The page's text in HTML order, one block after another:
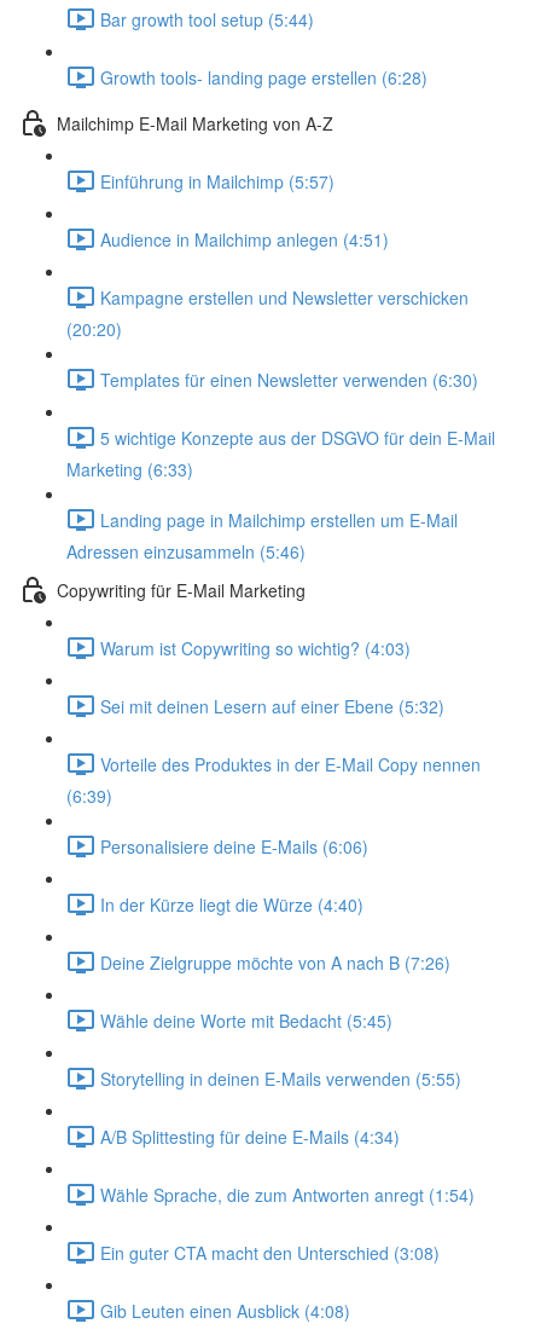
Bar growth tool setup (5:44)
Growth tools- landing page erstellen (6:28)
Mailchimp E-Mail Marketing von A-Z
Einführung in Mailchimp (5:57)
Audience in Mailchimp anlegen (4:51)
Kampagne erstellen und Newsletter verschicken
(20:20)
Templates für einen Newsletter verwenden (6:30)
5 wichtige Konzepte aus der DSGVO für dein E-Mail
Marketing (6:33)
Landing page in Mailchimp erstellen um E-Mail
Adressen einzusammeln (5:46)
Copywriting für E-Mail Marketing
Warum ist Copywriting so wichtig? (4:03)
Sei mit deinen Lesern auf einer Ebene (5:32)
Vorteile des Produktes in der E-Mail Copy nennen
(6:39)
Personalisiere deine E-Mails (6:06)
In der Kürze liegt die Würze (4:40)
Deine Zielgruppe möchte von A nach B (7:26)
Wähle deine Worte mit Bedacht (5:45)
Storytelling in deinen E-Mails verwenden (5:55)
A/B Splittesting für deine E-Mails (4:34)
Wähle Sprache, die zum Antworten anregt (1:54)
Ein guter CTA macht den Unterschied (3:08)
Gib Leuten einen Ausblick (4:08)